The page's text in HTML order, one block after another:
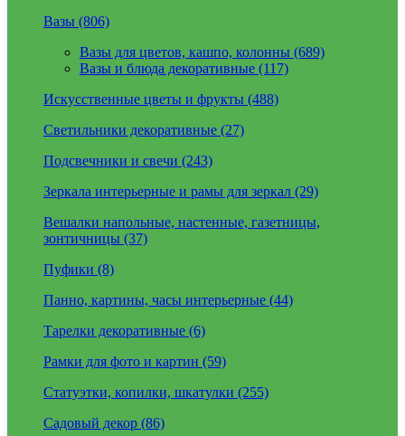
Вазы (806)
Вазы для цветов, кашпо, колонны (689)
Вазы и блюда декоративные (117)
Искусственные цветы и фрукты (488)
Светильники декоративные (27)
Подсвечники и свечи (243)
Зеркала интерьерные и рамы для зеркал (29)
Вешалки напольные, настенные, газетницы,
зонтичницы (37)
Пуфики (8)
Панно, картины, часы интерьерные (44)
Тарелки декоративные (6)
Рамки для фото и картин (59)
Статуэтки, копилки, шкатулки (255)
Садовый декор (86)